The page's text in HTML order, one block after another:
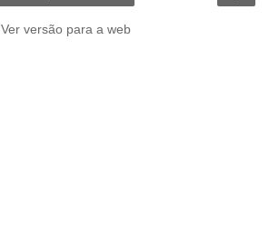
Ver versão para a web